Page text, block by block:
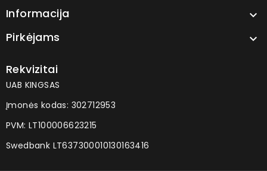
Informacija 
Pirkėjams 
Rekvizitai
UAB KINGSAS
Įmonės kodas: 302712953
PVM: LT100006623215
Swedbank LT637300010130163416